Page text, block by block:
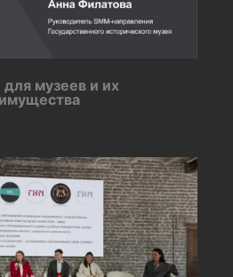
музеев и их